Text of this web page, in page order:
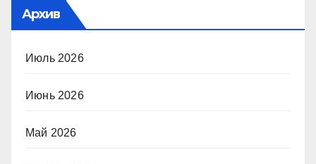
Архив
Июль 2026
Июнь 2026
Май 2026